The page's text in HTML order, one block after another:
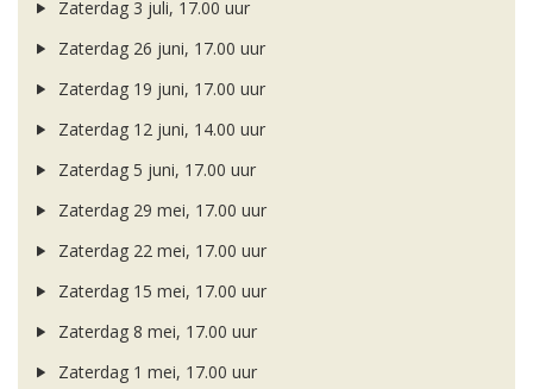
Zaterdag 3 juli, 17.00 uur
Zaterdag 26 juni, 17.00 uur
Zaterdag 19 juni, 17.00 uur
Zaterdag 12 juni, 14.00 uur
Zaterdag 5 juni, 17.00 uur
Zaterdag 29 mei, 17.00 uur
Zaterdag 22 mei, 17.00 uur
Zaterdag 15 mei, 17.00 uur
Zaterdag 8 mei, 17.00 uur
Zaterdag 1 mei, 17.00 uur